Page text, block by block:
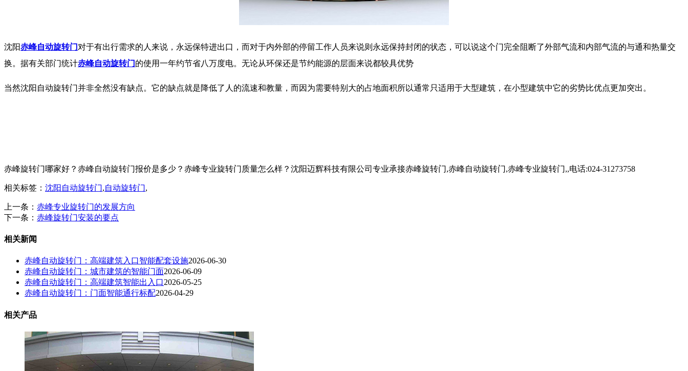
沈阳赤峰自动旋转门 对于有出行需求的人来说，永远保特进出口，而对于内外部的停留工作人员来说则永远保持封闭的状态，可以说这个门完全阻断了外部气流和内部气流的与通和热量交
换。据有关部门统计赤峰自动旋转门 的使用一年约节省八万度电。无论从环保还是节约能源的层面来说都较具优势
当然沈阳自动旋转门并非全然没有缺点。它的缺点就是降低了人的流速和教量，而因为需要特别大的占地面积所以通常只适用于大型建筑，在小型建筑中它的劣势比优点更加突出。
赤峰旋转门哪家好？赤峰自动旋转门报价是多少？赤峰专业旋转门质量怎么样？沈阳迈辉科技有限公司专业承接赤峰旋转门,赤峰自动旋转门,赤峰专业旋转门,,电话:024-31273758
相关标签： 沈阳自动旋转门,自动旋转门,
上一条： 赤峰专业旋转门的发展方向
下一条： 赤峰旋转门安装的要点
相关新闻
赤峰自动旋转门：高端建筑入口智能配套设施2026-06-30
赤峰自动旋转门：城市建筑的智能门面2026-06-09
赤峰自动旋转门：高端建筑智能出入口2026-05-25
赤峰自动旋转门：门面智能通行标配2026-04-29
相关产品